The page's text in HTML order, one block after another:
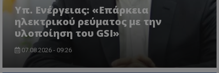
Υπ. Ενέργειας: «Επάρκεια
ηλεκτρικού ρεύματος με την
υλοποίηση του GSI»
07.08.2026 - 09:26